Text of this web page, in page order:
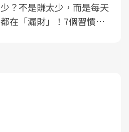
少？不是賺太少，而是每天
都在「漏財」！7個習慣一